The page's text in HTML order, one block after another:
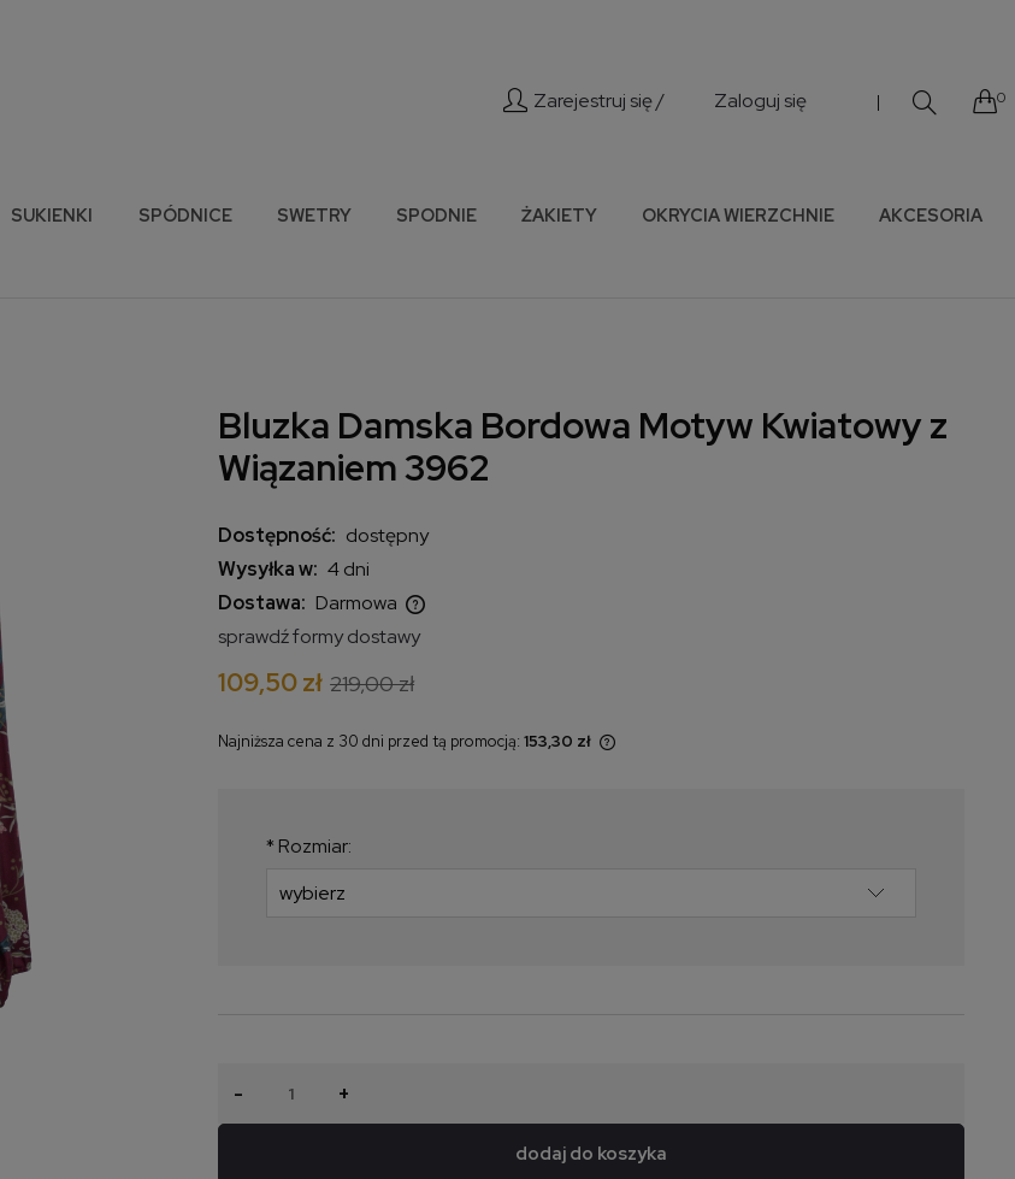
Zarejestruj się / Zaloguj się | 0
SUKIENKI SPÓDNICE SWETRY SPODNIE ŻAKIETY OKRYCIA WIERZCHNIE
AKCESORIA
Bluzka Damska Bordowa Motyw Kwiatowy z
Wiązaniem 3962
Dostępność: dostępny
Wysyłka w: 4 dni
Dostawa: Darmowa
kosztów płatności
sprawdź formy dostawy
109,50 zł 219,00 zł
Najniższa cena z 30 dni przed tą promocją: 153,30 zł
najniższa cena od momentu, kiedy
* Rozmiar:
- +
dodaj do koszyka